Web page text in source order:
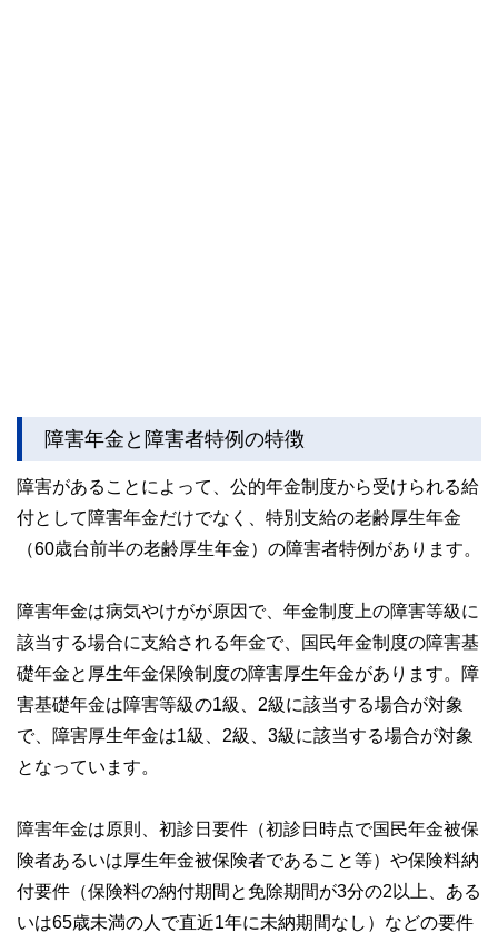
障害年金と障害者特例の特徴
障害があることによって、公的年金制度から受けられる給
付として障害年金だけでなく、特別支給の老齢厚生年金
（60歳台前半の老齢厚生年金）の障害者特例があります。
障害年金は病気やけがが原因で、年金制度上の障害等級に
該当する場合に支給される年金で、国民年金制度の障害基
礎年金と厚生年金保険制度の障害厚生年金があります。障
害基礎年金は障害等級の1級、2級に該当する場合が対象
で、障害厚生年金は1級、2級、3級に該当する場合が対象
となっています。
障害年金は原則、初診日要件（初診日時点で国民年金被保
険者あるいは厚生年金被保険者であること等）や保険料納
付要件（保険料の納付期間と免除期間が3分の2以上、ある
いは65歳未満の人で直近1年に未納期間なし）などの要件